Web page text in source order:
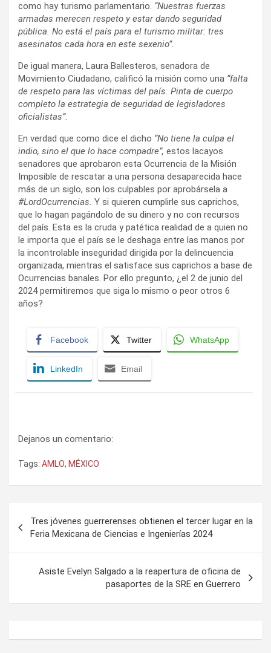
como hay turismo parlamentario. “Nuestras fuerzas
armadas merecen respeto y estar dando seguridad
pública. No está el país para el turismo militar: tres
asesinatos cada hora en este sexenio”.
De igual manera, Laura Ballesteros, senadora de
Movimiento Ciudadano, calificó la misión como una “falta
de respeto para las víctimas del país. Pinta de cuerpo
completo la estrategia de seguridad de legisladores
oficialistas”.
En verdad que como dice el dicho “No tiene la culpa el
indio, sino el que lo hace compadre”, estos lacayos
senadores que aprobaron esta Ocurrencia de la Misión
Imposible de rescatar a una persona desaparecida hace
más de un siglo, son los culpables por aprobársela a
#LordOcurrencias. Y si quieren cumplirle sus caprichos,
que lo hagan pagándolo de su dinero y no con recursos
del país. Esta es la cruda y patética realidad de a quien no
le importa que el país se le deshaga entre las manos por
la incontrolable inseguridad dirigida por la delincuencia
organizada, mientras el satisface sus caprichos a base de
Ocurrencias banales. Por ello pregunto, ¿el 2 de junio del
2024 permitiremos que siga lo mismo o peor otros 6
años?
Facebook Twitter WhatsApp
LinkedIn Email
Dejanos un comentario:
Tags: AMLO, MÉXICO
de
entradas
Tres jóvenes guerrerenses obtienen el tercer lugar en la
Feria Mexicana de Ciencias e Ingenierías 2024
Asiste Evelyn Salgado a la reapertura de oficina de
pasaportes de la SRE en Guerrero